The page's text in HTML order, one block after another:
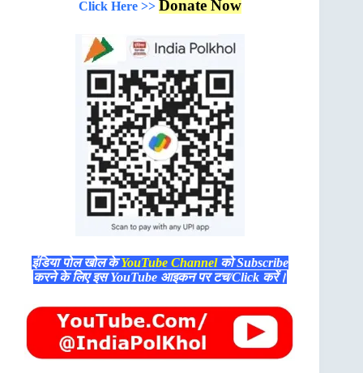
Click Here >> Donate Now
इंडिया पोल खोल केYouTube Channelको Subscribe
करने के लिए इस YouTube आइकन पर टच/Click करें।